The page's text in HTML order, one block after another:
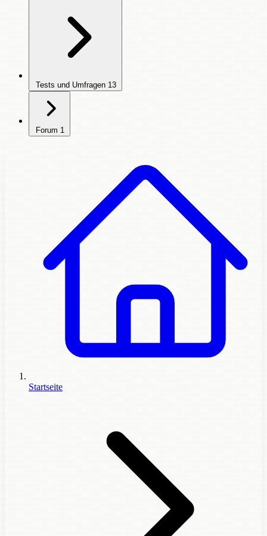
Tests und Umfragen 13
Forum 1
Startseite